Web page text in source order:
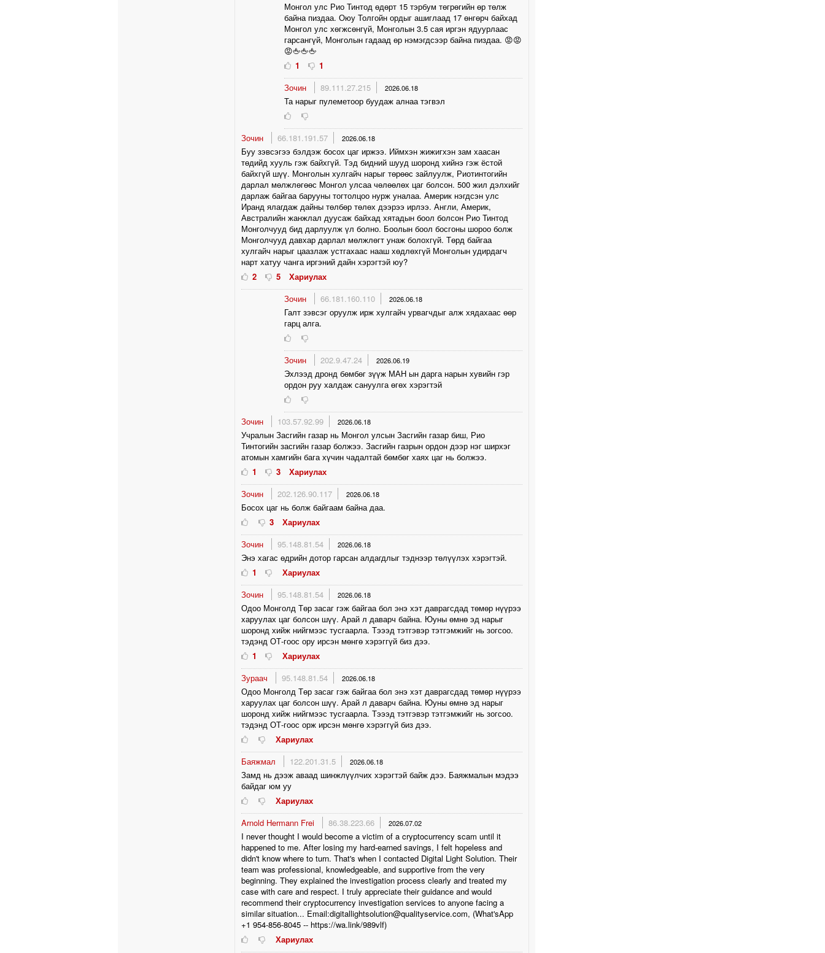
Монгол улс Рио Тинтод өдөрт 15 тэрбум төгрөгийн өр төлж
байна пиздаа. Оюу Толгойн ордыг ашиглаад 17 өнгөрч байхад
Монгол улс хөгжсөнгүй, Монголын 3.5 сая иргэн ядуурлаас
гарсангүй, Монголын гадаад өр нэмэгдсээр байна пиздаа. 😡😡
😡🖕🖕🖕
1
1
Зочин
89.111.27.215 2026.06.18
Та нарыг пулеметоор буудаж алнаа тэгвэл
Зочин 66.181.191.57 2026.06.18
Буу зэвсэгээ бэлдэж босох цаг иржээ. Иймхэн жижигхэн зам хаасан
төдийд хууль гэж байхгүй. Тэд бидний шууд шоронд хийнэ гэж ёстой
байхгүй шүү. Монголын хулгайч нарыг төрөөс зайлуулж, Риотинтогийн
дарлал мөлжлөгөөс Монгол улсаа чөлөөлөх цаг болсон. 500 жил дэлхийг
дарлаж байгаа барууны тогтолцоо нурж уналаа. Америк нэгдсэн улс
Иранд ялагдаж дайны төлбөр төлөх дээрээ ирлээ. Англи, Америк,
Австралийн жанжлал дуусаж байхад хятадын боол болсон Рио Тинтод
Монголчууд бид дарлуулж үл болно. Боолын боол босгоны шороо болж
Монголчууд давхар дарлал мөлжлөгт унаж болохгүй. Төрд байгаа
хулгайч нарыг цаазлаж устгахаас нааш хөдлөхгүй Монголын удирдагч
нарт хатуу чанга иргэний дайн хэрэгтэй юу?
2
5
Хариулах
Зочин
66.181.160.110 2026.06.18
Галт зэвсэг оруулж ирж хулгайч урвагчдыг алж хядахаас өөр
гарц алга.
Зочин 202.9.47.24 2026.06.19
Эхлээд дронд бөмбөг зүүж МАН ын дарга нарын хувийн гэр
ордон руу халдаж сануулга өгөх хэрэгтэй
Зочин 103.57.92.99 2026.06.18
Учралын Засгийн газар нь Монгол улсын Засгийн газар биш, Рио
Тинтогийн засгийн газар болжээ. Засгийн газрын ордон дээр нэг ширхэг
атомын хамгийн бага хүчин чадалтай бөмбөг хаях цаг нь болжээ.
1
3
Хариулах
Зочин
202.126.90.117 2026.06.18
Босох цаг нь болж байгаам байна даа.
3
Хариулах
Зочин
95.148.81.54 2026.06.18
Энэ хагас өдрийн дотор гарсан алдагдлыг тэднээр төлүүлэх хэрэгтэй.
1
Хариулах
Зочин
95.148.81.54 2026.06.18
Одоо Монголд Төр засаг гэж байгаа бол энэ хэт даврагсдад төмөр нүүрээ
харуулах цаг болсон шүү. Арай л даварч байна. Юуны өмнө эд нарыг
шоронд хийж нийгмээс тусгаарла. Тэээд тэтгэвэр тэтгэмжийг нь зогсоо.
тэдэнд ОТ-гоос ору ирсэн мөнгө хэрэггүй биз дээ.
1
Хариулах
Зураач
95.148.81.54 2026.06.18
Одоо Монголд Төр засаг гэж байгаа бол энэ хэт даврагсдад төмөр нүүрээ
харуулах цаг болсон шүү. Арай л даварч байна. Юуны өмнө эд нарыг
шоронд хийж нийгмээс тусгаарла. Тэээд тэтгэвэр тэтгэмжийг нь зогсоо.
тэдэнд ОТ-гоос орж ирсэн мөнгө хэрэггүй биз дээ.
Хариулах
Баяжмал
122.201.31.5 2026.06.18
Замд нь дээж аваад шинжлүүлчих хэрэгтэй байж дээ. Баяжмалын мэдээ
байдаг юм уу
Хариулах
Arnold Hermann Frei
86.38.223.66 2026.07.02
I never thought I would become a victim of a cryptocurrency scam until it
happened to me. After losing my hard-earned savings, I felt hopeless and
didn't know where to turn. That's when I contacted Digital Light Solution. Their
team was professional, knowledgeable, and supportive from the very
beginning. They explained the investigation process clearly and treated my
case with care and respect. I truly appreciate their guidance and would
recommend their cryptocurrency investigation services to anyone facing a
similar situation... Email:digitallightsolution@qualityservice.com, (What'sApp
+1 954-856-8045 -- https://wa.link/989vlf)
Хариулах